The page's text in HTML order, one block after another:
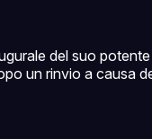
del suo
un rinvio a causa